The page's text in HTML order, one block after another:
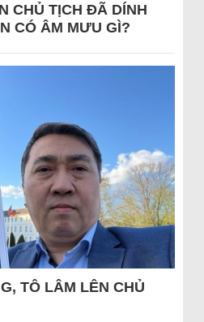
CHỦ TỊCH ĐÃ DÍNH
CÓ ÂM MƯU GÌ?
TÔ LÂM LÊN CHỦ